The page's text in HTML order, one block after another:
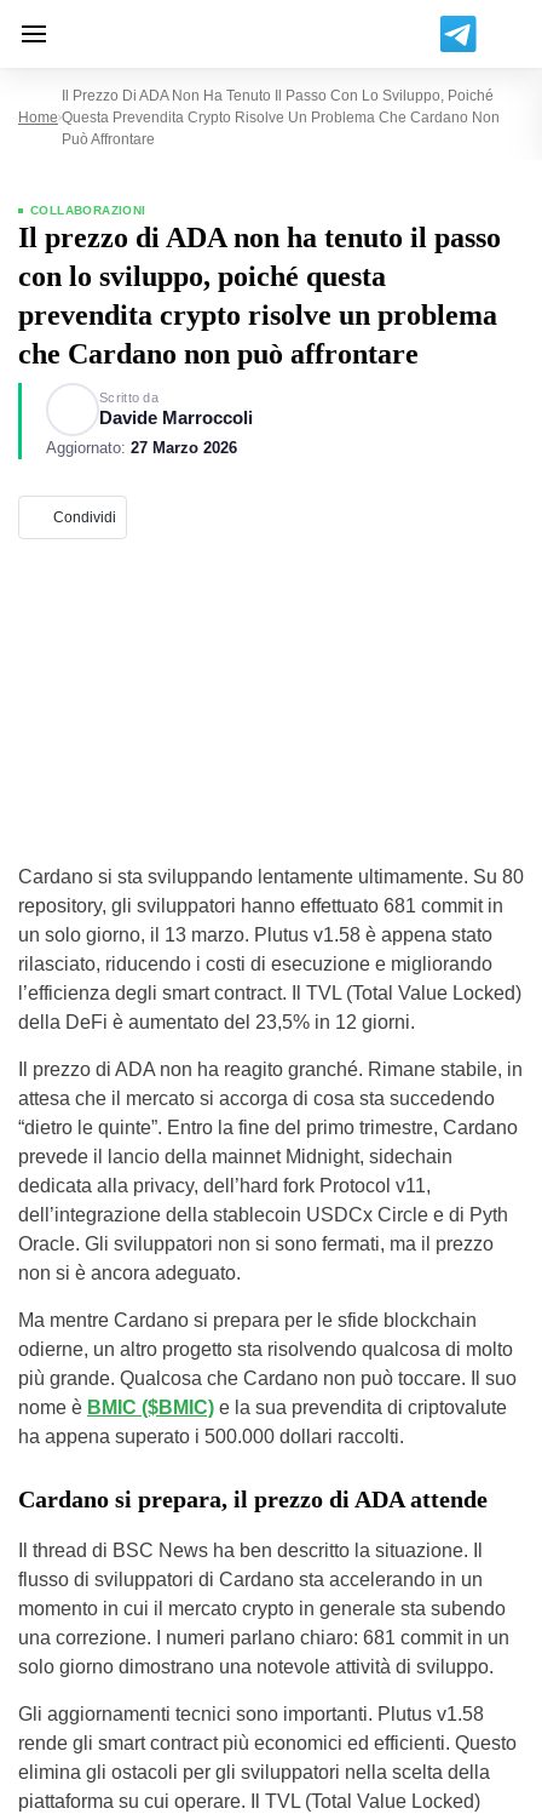
Home
Il Prezzo Di ADA Non Ha Tenuto Il Passo Con Lo Sviluppo, Poiché
Questa Prevendita Crypto Risolve Un Problema Che Cardano Non
Può Affrontare
COLLABORAZIONI
Il prezzo di ADA non ha tenuto il passo
con lo sviluppo, poiché questa
prevendita crypto risolve un problema
che Cardano non può affrontare
Scritto da
Davide Marroccoli
Aggiornato: 27 Marzo 2026
Condividi
Cardano si sta sviluppando lentamente ultimamente. Su 80
repository, gli sviluppatori hanno effettuato 681 commit in
un solo giorno, il 13 marzo. Plutus v1.58 è appena stato
rilasciato, riducendo i costi di esecuzione e migliorando
l’efficienza degli smart contract. Il TVL (Total Value Locked)
della DeFi è aumentato del 23,5% in 12 giorni.
Il prezzo di ADA non ha reagito granché. Rimane stabile, in
attesa che il mercato si accorga di cosa sta succedendo
“dietro le quinte”. Entro la fine del primo trimestre, Cardano
prevede il lancio della mainnet Midnight, sidechain
dedicata alla privacy, dell’hard fork Protocol v11,
dell’integrazione della stablecoin USDCx Circle e di Pyth
Oracle. Gli sviluppatori non si sono fermati, ma il prezzo
non si è ancora adeguato.
Ma mentre Cardano si prepara per le sfide blockchain
odierne, un altro progetto sta risolvendo qualcosa di molto
più grande. Qualcosa che Cardano non può toccare. Il suo
nome è BMIC ($BMIC) e la sua prevendita di criptovalute
ha appena superato i 500.000 dollari raccolti.
Cardano si prepara, il prezzo di ADA attende
Il thread di BSC News ha ben descritto la situazione. Il
flusso di sviluppatori di Cardano sta accelerando in un
momento in cui il mercato crypto in generale sta subendo
una correzione. I numeri parlano chiaro: 681 commit in un
solo giorno dimostrano una notevole attività di sviluppo.
Gli aggiornamenti tecnici sono importanti. Plutus v1.58
rende gli smart contract più economici ed efficienti. Questo
elimina gli ostacoli per gli sviluppatori nella scelta della
piattaforma su cui operare. Il TVL (Total Value Locked)